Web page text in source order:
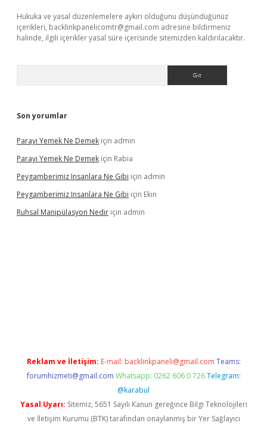
Hukuka ve yasal düzenlemelere aykırı olduğunu düşündüğünüz
içerikleri, backlinkpanelicomtr@gmail.com adresine bildirmeniz
halinde, ilgili içerikler yasal süre içerisinde sitemizden kaldırılacaktır.
Son yorumlar
Parayı Yemek Ne Demek için admin
Parayı Yemek Ne Demek için Rabia
Peygamberimiz Insanlara Ne Gibi için admin
Peygamberimiz Insanlara Ne Gibi için Ekin
Ruhsal Manipülasyon Nedir için admin
Reklam ve İletişim: E-mail: backlinkpaneli@gmail.com Teams:
forumhizmeti@gmail.com Whatsapp: 0262 606 0 726 Telegram:
@karabul
Yasal Uyarı: Sitemiz, 5651 Sayılı Kanun gereğince Bilgi Teknolojileri
ve İletişim Kurumu (BTK) tarafından onaylanmış bir Yer Sağlayıcı